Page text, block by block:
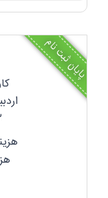
پایان ثبت نام